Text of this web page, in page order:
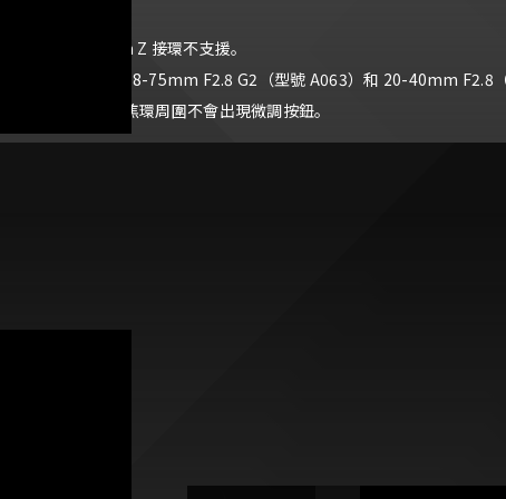
* Nikon Z 接環不支援。
* 對於 28-75mm F2.8 G2（型號 A063）和 20-40mm F2.8
幕上對焦環周圍不會出現微調按鈕。